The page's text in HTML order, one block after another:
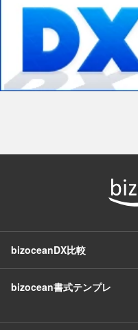
bizoceanDX比較
bizocean書式テンプレ